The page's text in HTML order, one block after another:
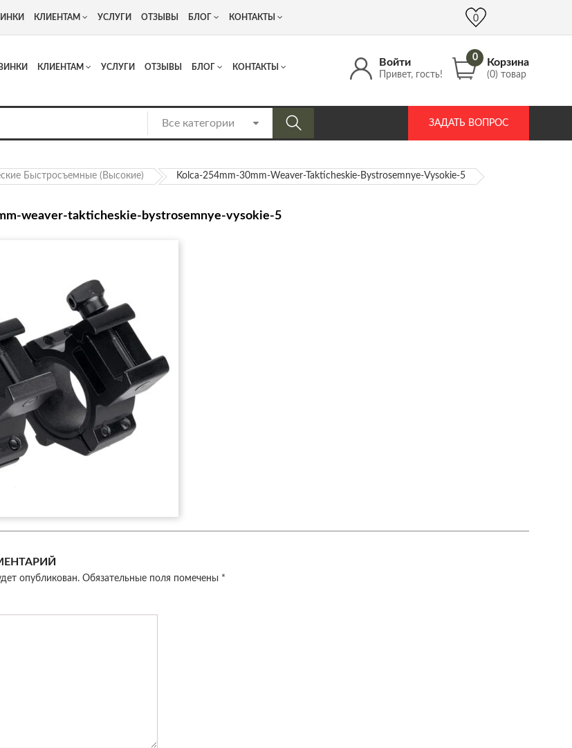
г. Москва, Люберцы, Котельнический проезд 13 +7 (917) 537 17 16 info@DrozdPcp.ru
Войти
Привет, гость!
0 Корзина
(0) товар
КЛИЕНТАМ УСЛУГИ ОТЗЫВЫ БЛОГ КОНТАКТЫ
ЗАДАТЬ ВОПРОС
КЛИЕНТАМ УСЛУГИ ОТЗЫВЫ БЛОГ КОНТАКТЫ 0
Быстросъемные (высокие) Kolca-254mm-30mm-Weaver-Takticheskie-Bystrosemnye-Vysokie-5
weaver-takticheskie-bystrosemnye-vysokie-5
опубликован. Обязательные поля помечены *